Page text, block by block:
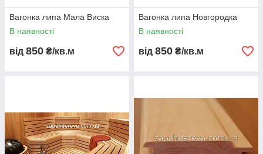
Вагонка липа Мала Виска
В наявності
від 850 ₴/кв.м
Вагонка липа Новгородка
В наявності
від 850 ₴/кв.м